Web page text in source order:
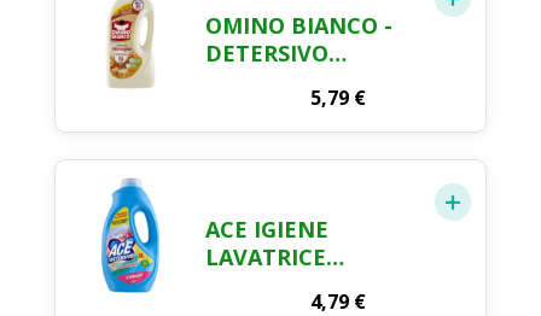
CON ESSENZA DI
MUSCHIO BIANCO,
1400 ML
OMINO BIANCO -
DETERSIVO
LIQUIDO, 35
LAVAGGI, RISPETTA
COLORI E TESSUTI,
CON ESSENZA
CUORE DI
MARSIGLIA, 1400
5,79 €
ACE IGIENE
LAVATRICE
4,79 €